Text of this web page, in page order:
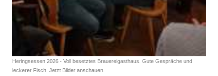
Heringsessen 2026 - Voll besetztes Brauereigasthaus. Gute Gespräche und
leckerer Fisch. Jetzt Bilder anschauen.